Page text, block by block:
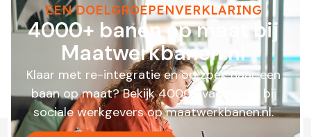
EEN DOELGROEPENVERKLARING
4000+ banen op maat bij
Maatwerkbanen.nl
Klaar met re-integratie en op zoek naar een
baan op maat? Bekijk 4000+ vacatures bij
sociale werkgevers op maatwerkbanen.nl.